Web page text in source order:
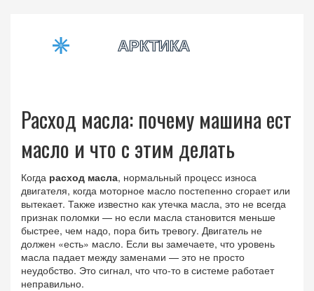
Расход масла: почему машина ест
масло и что с этим делать
Когда расход масла, нормальный процесс износа
двигателя, когда моторное масло постепенно сгорает или
вытекает. Также известно как утечка масла, это не всегда
признак поломки — но если масла становится меньше
быстрее, чем надо, пора бить тревогу. Двигатель не
должен «есть» масло. Если вы замечаете, что уровень
масла падает между заменами — это не просто
неудобство. Это сигнал, что что-то в системе работает
неправильно.